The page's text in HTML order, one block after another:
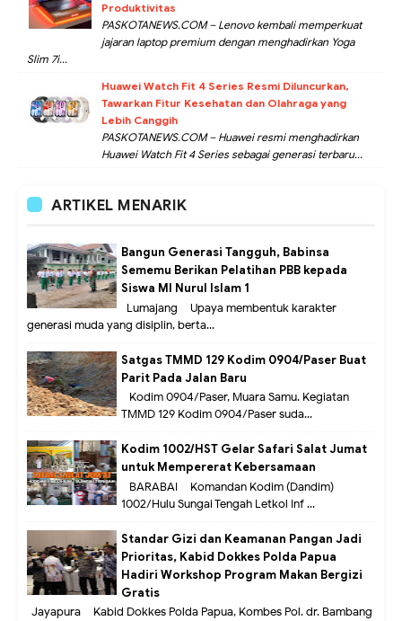
Produktivitas
PASKOTANEWS.COM – Lenovo kembali memperkuat
jajaran laptop premium dengan menghadirkan Yoga
Slim 7i...
Huawei Watch Fit 4 Series Resmi Diluncurkan,
Tawarkan Fitur Kesehatan dan Olahraga yang
Lebih Canggih
PASKOTANEWS.COM – Huawei resmi menghadirkan
Huawei Watch Fit 4 Series sebagai generasi terbaru...
ARTIKEL MENARIK
Bangun Generasi Tangguh, Babinsa
Sememu Berikan Pelatihan PBB kepada
Siswa MI Nurul Islam 1
Lumajang – Upaya membentuk karakter
generasi muda yang disiplin, berta...
Satgas TMMD 129 Kodim 0904/Paser Buat
Parit Pada Jalan Baru
Kodim 0904/Paser, Muara Samu. Kegiatan
TMMD 129 Kodim 0904/Paser suda...
Kodim 1002/HST Gelar Safari Salat Jumat
untuk Mempererat Kebersamaan
BARABAI – Komandan Kodim (Dandim)
1002/Hulu Sungai Tengah Letkol Inf ...
Standar Gizi dan Keamanan Pangan Jadi
Prioritas, Kabid Dokkes Polda Papua
Hadiri Workshop Program Makan Bergizi
Gratis
Jayapura – Kabid Dokkes Polda Papua, Kombes Pol. dr. Bambang